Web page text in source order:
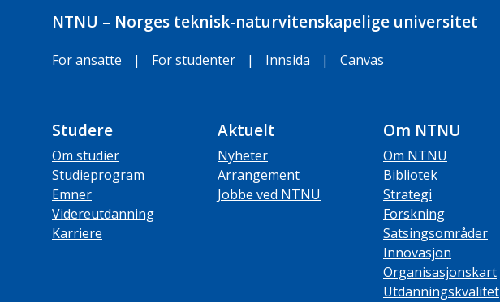
NTNU – Norges teknisk-naturvitenskapelige universitet
For ansatte | For studenter | Innsida | Canvas
Studere
Om studier
Studieprogram
Emner
Videreutdanning
Karriere
Aktuelt
Nyheter
Arrangement
Jobbe ved NTNU
Om NTNU
Om NTNU
Bibliotek
Strategi
Forskning
Satsingsområder
Innovasjon
Organisasjonskart
Utdanningskvalitet